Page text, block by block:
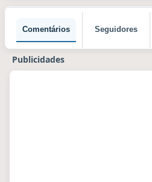
Comentários Seguidores
Publicidades